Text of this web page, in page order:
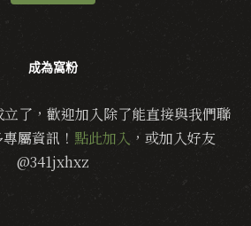
成為窩粉
了，歡迎加入除了能直接與我們聯
屬資訊！ 點此加入 ，或加入好友
@341jxhxz